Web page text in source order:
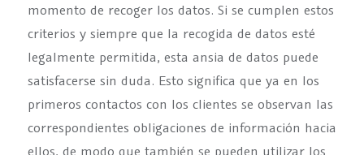
momento de recoger los datos. Si se cumplen estos
criterios y siempre que la recogida de datos esté
legalmente permitida, esta ansia de datos puede
satisfacerse sin duda. Esto significa que ya en los
primeros contactos con los clientes se observan las
correspondientes obligaciones de información hacia
ellos, de modo que también se pueden utilizar los